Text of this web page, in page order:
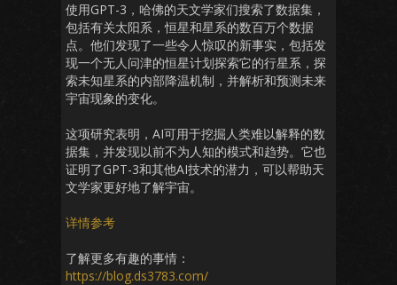
使用GPT-3，哈佛的天文学家们搜索了数据集，
包括有关太阳系，恒星和星系的数百万个数据
点。他们发现了一些令人惊叹的新事实，包括发
现一个无人问津的恒星计划探索它的行星系，探
索未知星系的内部降温机制，并解析和预测未来
宇宙现象的变化。
这项研究表明，AI可用于挖掘人类难以解释的数
据集，并发现以前不为人知的模式和趋势。它也
证明了GPT-3和其他AI技术的潜力，可以帮助天
文学家更好地了解宇宙。
详情参考
了解更多有趣的事情：
https://blog.ds3783.com/